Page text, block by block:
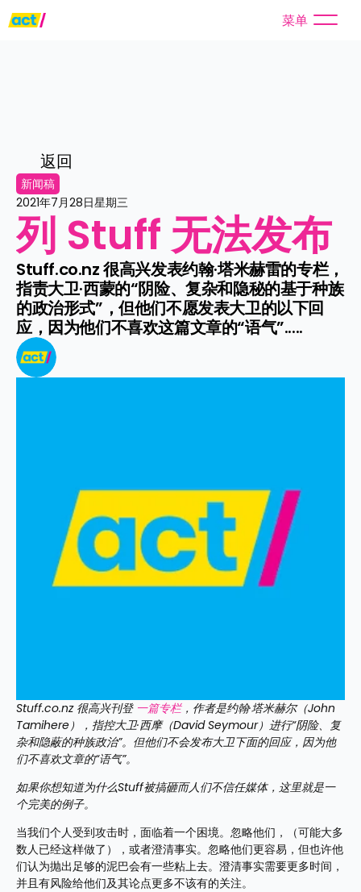
菜单
返回
新闻稿
2021年7月28日星期三
列 Stuff 无法发布
Stuff.co.nz 很高兴发表约翰·塔米赫雷的专栏，
指责大卫·西蒙的“阴险、复杂和隐秘的基于种族
的政治形式”，但他们不愿发表大卫的以下回
应，因为他们不喜欢这篇文章的“语气”.....
Stuff.co.nz 很高兴刊登 一篇专栏，作者是约翰·塔米赫尔（John
Tamihere），指控大卫·西摩（David Seymour）进行“阴险、复
杂和隐蔽的种族政治”。但他们不会发布大卫下面的回应，因为他
们不喜欢文章的“语气”。
如果你想知道为什么Stuff被搞砸而人们不信任媒体，这里就是一
个完美的例子。
当我们个人受到攻击时，面临着一个困境。忽略他们，（可能大多
数人已经这样做了），或者澄清事实。忽略他们更容易，但也许他
们认为抛出足够的泥巴会有一些粘上去。澄清事实需要更多时间，
并且有风险给他们及其论点更多不该有的关注。